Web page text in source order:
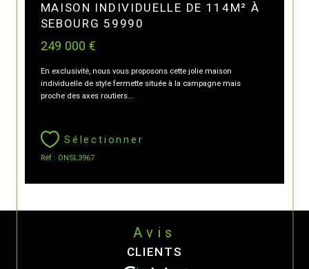
MAISON INDIVIDUELLE DE 114M² À
SEBOURG 59990
249 000 €
En exclusivité, nous vous proposons cette jolie maison
individuelle de style fermette située à la campagne mais
proche des axes routiers...
Sélectionner
Réf : ONSL3967
Avis
CLIENTS